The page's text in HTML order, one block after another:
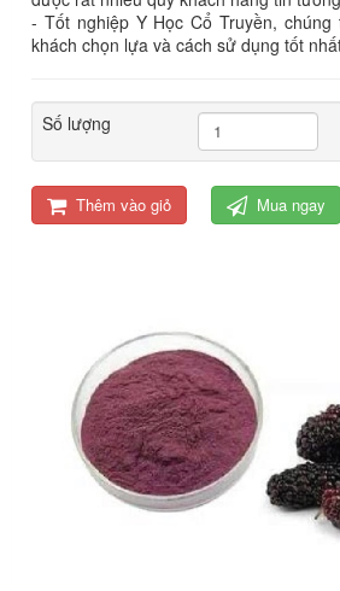
- Tốt nghiệp Y Học Cổ Truyền,
khách chọn lựa và cách sử dụng tốt
Số lượng
Thêm vào giỏ Mua ngay